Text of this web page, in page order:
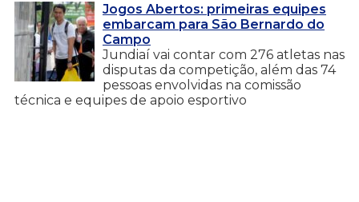
Jogos Abertos: primeiras equipes
embarcam para São Bernardo do
Campo
Jundiaí vai contar com 276 atletas nas
disputas da competição, além das 74
pessoas envolvidas na comissão
técnica e equipes de apoio esportivo